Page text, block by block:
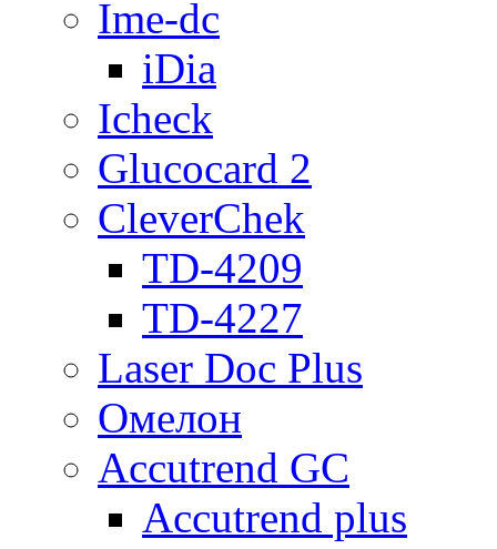
Ime-dc
iDia
Icheck
Glucocard 2
CleverChek
TD-4209
TD-4227
Laser Doc Plus
Омелон
Accutrend GC
Accutrend plus